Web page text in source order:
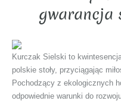
gwarancja
Kurczak Sielski to
polskie stoły, przyciągając
Pochodzący z ekologicznych
odpowiednie warunki do